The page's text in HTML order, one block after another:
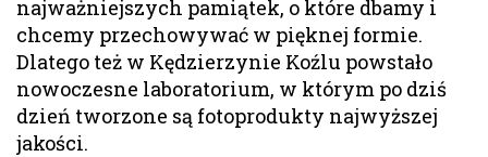
najważniejszych pamiątek, o które dbamy i
chcemy przechowywać w pięknej formie.
Dlatego też w Kędzierzynie Koźlu powstało
nowoczesne laboratorium, w którym po dziś
dzień tworzone są fotoprodukty najwyższej
jakości.